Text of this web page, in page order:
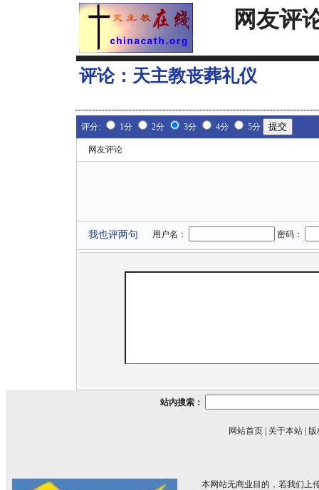
网友评
评论： 天主教丧葬礼仪
评分: 1分 2分 3分 4分 5分
网友评论
我也评两句 用户名： 密码：
站内搜索：
网站首页 关于本站 版
本网站无商业目的，若我们上